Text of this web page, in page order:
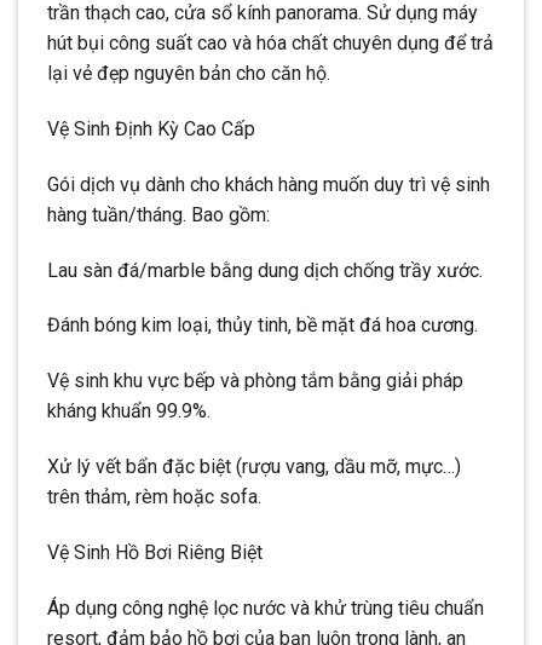
trần thạch cao, cửa sổ kính panorama. Sử dụng máy
hút bụi công suất cao và hóa chất chuyên dụng để trả
lại vẻ đẹp nguyên bản cho căn hộ.
Vệ Sinh Định Kỳ Cao Cấp
Gói dịch vụ dành cho khách hàng muốn duy trì vệ sinh
hàng tuần/tháng. Bao gồm:
Lau sàn đá/marble bằng dung dịch chống trầy xước.
Đánh bóng kim loại, thủy tinh, bề mặt đá hoa cương.
Vệ sinh khu vực bếp và phòng tắm bằng giải pháp
kháng khuẩn 99.9%.
Xử lý vết bẩn đặc biệt (rượu vang, dầu mỡ, mực…)
trên thảm, rèm hoặc sofa.
Vệ Sinh Hồ Bơi Riêng Biệt
Áp dụng công nghệ lọc nước và khử trùng tiêu chuẩn
resort, đảm bảo hồ bơi của bạn luôn trong lành, an